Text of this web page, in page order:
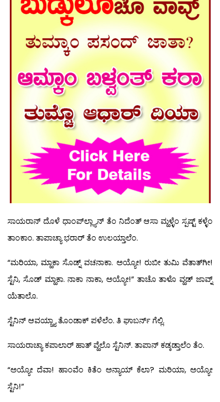
ಸಾಯರಾನ್ ದೊಳೆ ಧಾಂಪ್‍ಲ್ಲ್ಯಾನ್ ತೆಂ ನಿದೆಂತ್ ಆಸಾ ಮ್ಹಳ್ಳೆಂ ಸ್ಪಷ್ಟ್ ಕಳ್ಳೆಂ
ತಾಂಕಾಂ. ತಾಪಾಚ್ಯಾ ಭರಾರ್ ತೆಂ ಉಲಯ್ತಾಲೆಂ.
“ಮರಿಯಾ, ಮ್ಹಾಕಾ ಸೊಡ್ನ್ ವಚನಾಕಾ. ಅಯ್ಯೋ! ರುಬೀ ತುಮಿ ವೆತಾತ್‍ಗೀ!
ಸ್ಟೆನಿ, ಸೊಡ್ ಮ್ಹಾಕಾ. ನಾಕಾ ನಾಕಾ, ಅಯ್ಯೋ!” ತಾಚೊ ತಾಳೊ ವ್ಹಡ್ ಜಾವ್ನ್
ಯೆತಾಲೊ.
ಸ್ಟೆನಿನ್ ಆವಯ್ಚ್ಯಾ ತೊಂಡಾಕ್ ಪಳೆಲೆಂ. ತಿ ಘಾಬರ್ನ್ ಗೆಲ್ಲಿ.
ಸಾಯರಾಚ್ಯಾ ಕಪಾಲಾರ್ ಹಾತ್ ವ್ಹೆಲೊ ಸ್ಟೆನಿನ್. ತಾಪಾನ್ ಕಡ್ಕಡ್ತಾಲೆಂ ತೆಂ.
“ಅಯ್ಯೋ ದೆವಾ! ಹಾಂವೆಂ ಕಿತೆಂ ಅನ್ಯಾಯ್ ಕೆಲಾ? ಮರಿಯಾ, ಅಯ್ಯೋ
ಸ್ಟೆನಿ!”